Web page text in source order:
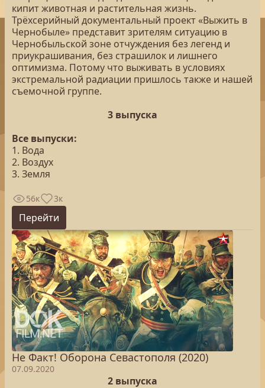
кипит животная и растительная жизнь.
Трёхсерийный документальный проект «Выжить в
Чернобыле» представит зрителям ситуацию в
Чернобыльской зоне отчуждения без легенд и
приукрашивания, без страшилок и лишнего
оптимизма. Потому что выживать в условиях
экстремальной радиации пришлось также и нашей
съемочной группе.
3 выпуска
Все выпуски:
1. Вода
2. Воздух
3. Земля
56к 3к
Перейти
Не Факт! Оборона Севастополя (2020)
07.09.2020
2 выпуска